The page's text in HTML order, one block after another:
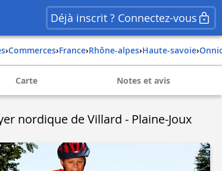
Déjà inscrit ? Connectez-vous
› Commerces› france› rhône-alpes› haute-savoie›
Carte Notes et avis
nordique de Villard - Plaine-Joux